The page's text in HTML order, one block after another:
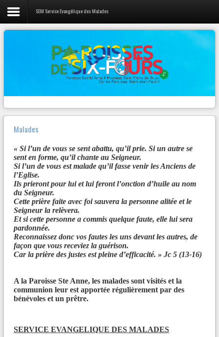
Vie de la Paroisse
SEM Service Evangélique des Malades
LIENS
L'évangile du jour
Canção Nova
Webradio 100% musique Chrétienne
Diocèse Fréjus-Toulon
Radios
NOTREPAGE FACEBOOK
Paroisse Sainte Anne de Six-Fours
VENDREDI 23 MARS – 19h30
CONFÉRENCEÉSOTERISME - EXORCISME
PAR LE P. FROPPO
Liens
Malades
« Si l’un de vous se sent abattu, qu’il prie. Si un autre se
sent en forme, qu’il chante au Seigneur.
Si l’un de vous est malade qu’il fasse venir les Anciens de
l’Eglise.
Ils prieront pour lui et lui feront l’onction d’huile au nom
du Seigneur.
Cette prière faite avec foi sauvera la personne alitée et le
Seigneur la relèvera.
Et si cette personne a commis quelque faute, elle lui sera
pardonnée.
Reconnaissez donc vos fautes les uns devant les autres, de
façon que vous receviez la guérison.
Car la prière des justes est pleine d’efficacité. » Jc 5 (13-16)
A la Paroisse Ste Anne, les malades sont visités et la
communion leur est apportée régulièrement par des
bénévoles et un prêtre.
SERVICE EVANGELIQUE DES MALADES